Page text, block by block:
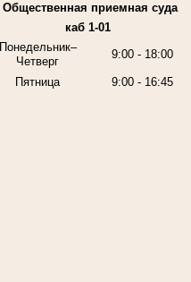
Общественная приемная суда
каб 1-01
Понедельник–
Четверг
9:00 - 18:00
Пятница 9:00 - 16:45